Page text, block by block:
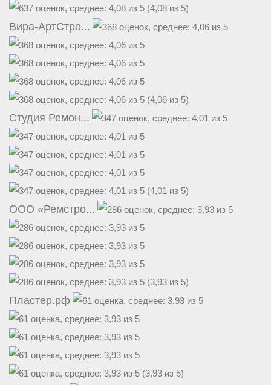
(4,08 из 5)
Вира-АртСтро...
(4,06 из 5)
Студия Ремон...
(4,01 из 5)
ООО «Ремстро...
(3,93 из 5)
Пластер.рф
(3,93 из 5)